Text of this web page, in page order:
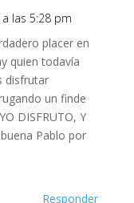
las 5:28 pm
placer en
quien todavía
disfrutar
un finde
DISFRUTO, Y
Pablo por
Responder